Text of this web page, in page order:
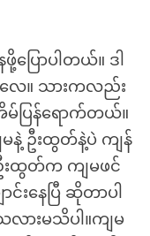
ြောပါတယ်။ ဒါ
လေ။ သားကလည်း
မ်ပြန်ရောက်တယ်။
နဲ့ ဦးထွတ်နဲ့ပဲ ကျန်
းထွတ်က ကျမဖင်
းနေပြီ ဆိုတာပါ
ားမသိပါ။ကျမ